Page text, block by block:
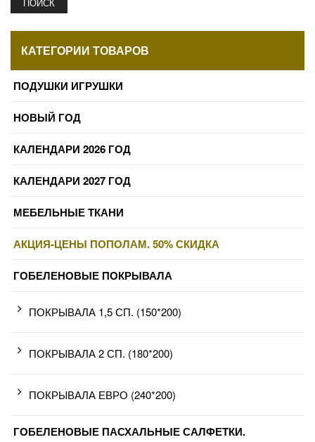
КАТЕГОРИИ ТОВАРОВ
ПОДУШКИ ИГРУШКИ
НОВЫЙ ГОД
КАЛЕНДАРИ 2026 ГОД
КАЛЕНДАРИ 2027 ГОД
МЕБЕЛЬНЫЕ ТКАНИ
АКЦИЯ-ЦЕНЫ ПОПОЛАМ. 50% СКИДКА
ГОБЕЛЕНОВЫЕ ПОКРЫВАЛА
ПОКРЫВАЛА 1,5 СП. (150*200)
ПОКРЫВАЛА 2 СП. (180*200)
ПОКРЫВАЛА ЕВРО (240*200)
ГОБЕЛЕНОВЫЕ ПАСХАЛЬНЫЕ САЛФЕТКИ.